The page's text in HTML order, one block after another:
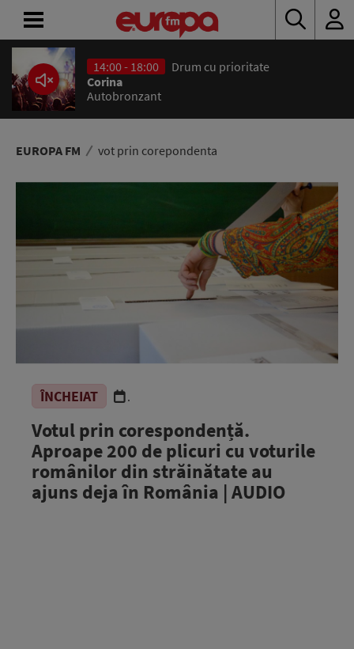
14:00 - 18:00
Drum cu prioritate
Corina
Autobronzant
EUROPA FM vot prin corepondenta
ÎNCHEIAT .
Votul prin corespondență.
Aproape 200 de plicuri cu voturile
românilor din străinătate au
ajuns deja în România | AUDIO
ACASĂ
ȘTIRI
RADIO
CONCURSURI
ASCULTĂ